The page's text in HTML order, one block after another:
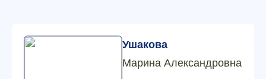
Ушакова
Марина Александровна